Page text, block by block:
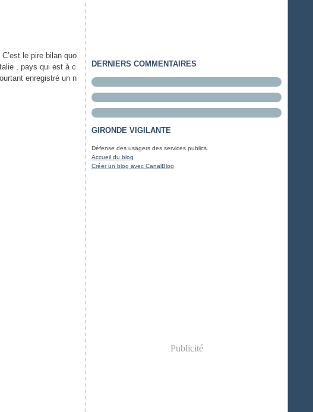
le pire bilan quo
, pays qui est à c
enregistré un n
DERNIERS COMMENTAIRES
GIRONDE VIGILANTE
Défense des usagers des services publics.
Accueil du blog
Créer un blog avec CanalBlog
Publicité